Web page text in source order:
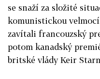
se snaží za složité
komunistickou
zavítali francouzský
potom kanadský
britské vlády Keir